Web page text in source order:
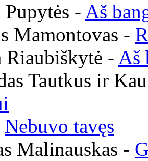
- Aš
Mamontovas -
Riaubiškytė - Aš
Tautkus ir
Nebuvo tavęs
Malinauskas -